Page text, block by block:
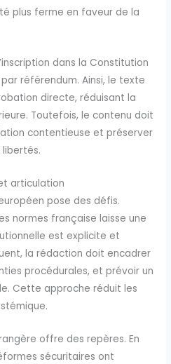
plus ferme en faveur de la
dans la Constitution
référendum. Ainsi, le texte
directe, réduisant la
Toutefois, le contenu doit
contentieuse et préserver
articulation
pose des défis.
normes française laisse une
est explicite et
la rédaction doit encadrer
procédurales, et prévoir un
Cette approche réduit les
offre des repères. En
sécuritaires ont